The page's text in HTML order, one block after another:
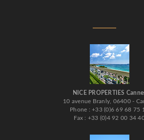
NICE PROPERTIES
10 avenue Branly, 06400 -
Phone : +33 (0)6 69 68 75
Fax : +33 (0)4 92 00 34